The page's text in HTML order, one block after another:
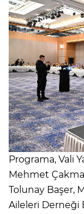
Programa, Vali
Mehmet
Tolunay Başer,
Aileleri Derneği